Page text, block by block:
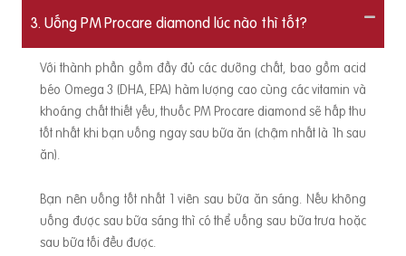
3. Uống PM Procare diamond lúc nào thì tốt?
Với thành phần gồm đầy đủ các dưỡng chất, bao gồm acid
béo Omega 3 (DHA, EPA) hàm lượng cao cùng các vitamin và
khoáng chất thiết yếu, thuốc PM Procare diamond sẽ hấp thu
tốt nhất khi bạn uống ngay sau bữa ăn (chậm nhất là 1h sau
ăn).
Bạn nên uống tốt nhất 1 viên sau bữa ăn sáng. Nếu không
uống được sau bữa sáng thì có thể uống sau bữa trưa hoặc
sau bữa tối đều được.